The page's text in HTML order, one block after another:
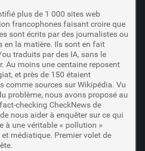
plus de 1 000 sites web
francophones faisant croire que
sont écrits par des journalistes ou
en la matière. Ils sont en fait
traduits par des IA, sans le
Au moins une centaine reposent
et près de 150 étaient
comme sources sur Wikipédia. Vu
problème, nous avons proposé au
checking CheckNews de
nous aider à enquêter sur ce qui
à une véritable « pollution »
médiatique. Premier volet de